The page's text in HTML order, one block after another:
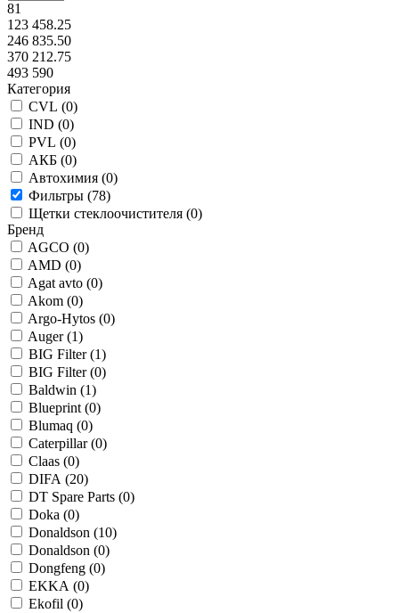
81
123 458.25
246 835.50
370 212.75
493 590
Категория
CVL (0)
IND (0)
PVL (0)
АКБ (0)
Автохимия (0)
Фильтры (78)
Щетки стеклоочистителя (0)
Бренд
AGCO (0)
AMD (0)
Agat avto (0)
Akom (0)
Argo-Hytos (0)
Auger (1)
BIG Filter (1)
BIG Filter (0)
Baldwin (1)
Blueprint (0)
Blumaq (0)
Caterpillar (0)
Claas (0)
DIFA (20)
DT Spare Parts (0)
Doka (0)
Donaldson (10)
Donaldson (0)
Dongfeng (0)
EKKA (0)
Ekofil (0)